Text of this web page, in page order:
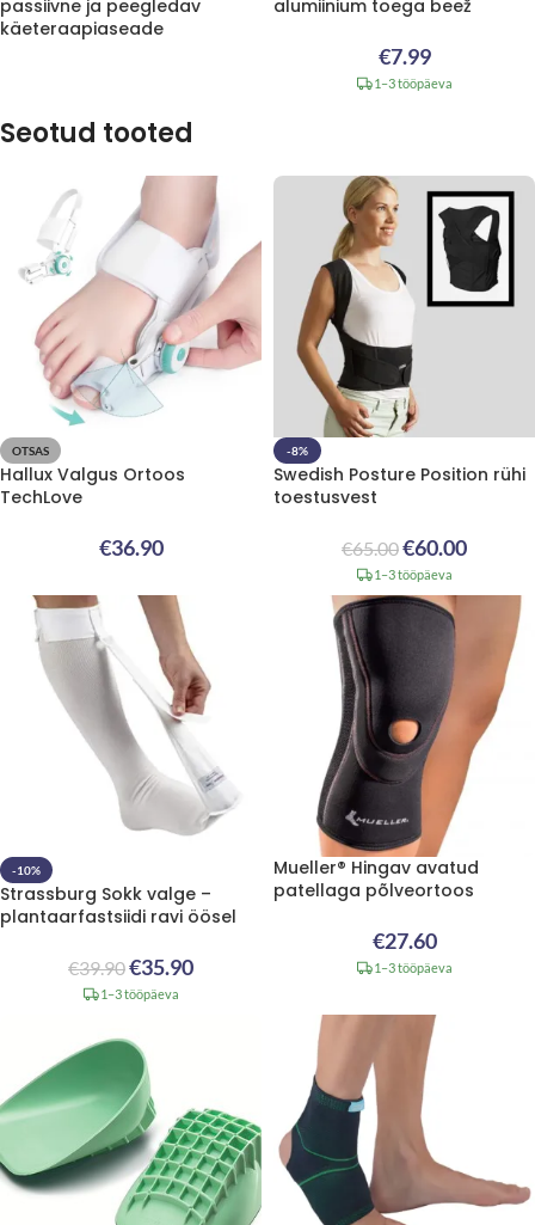
passiivne ja peegledav
käeteraapiaseade
alumiinium toega beež
€7.99
1–3 tööpäeva
Seotud tooted
OTSAS
Hallux Valgus Ortoos
TechLove
€36.90
-8%
Swedish Posture Position rühi
toestusvest
€65.00€60.00
1–3 tööpäeva
-10%
Strassburg Sokk valge –
plantaarfastsiidi ravi öösel
€39.90€35.90
1–3 tööpäeva
Mueller® Hingav avatud
patellaga põlveortoos
€27.60
1–3 tööpäeva